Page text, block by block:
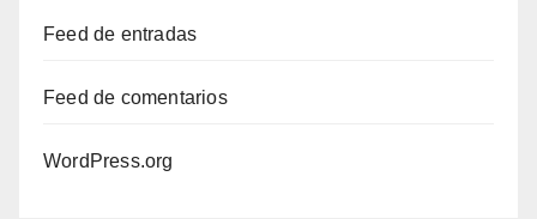
Feed de entradas
Feed de comentarios
WordPress.org